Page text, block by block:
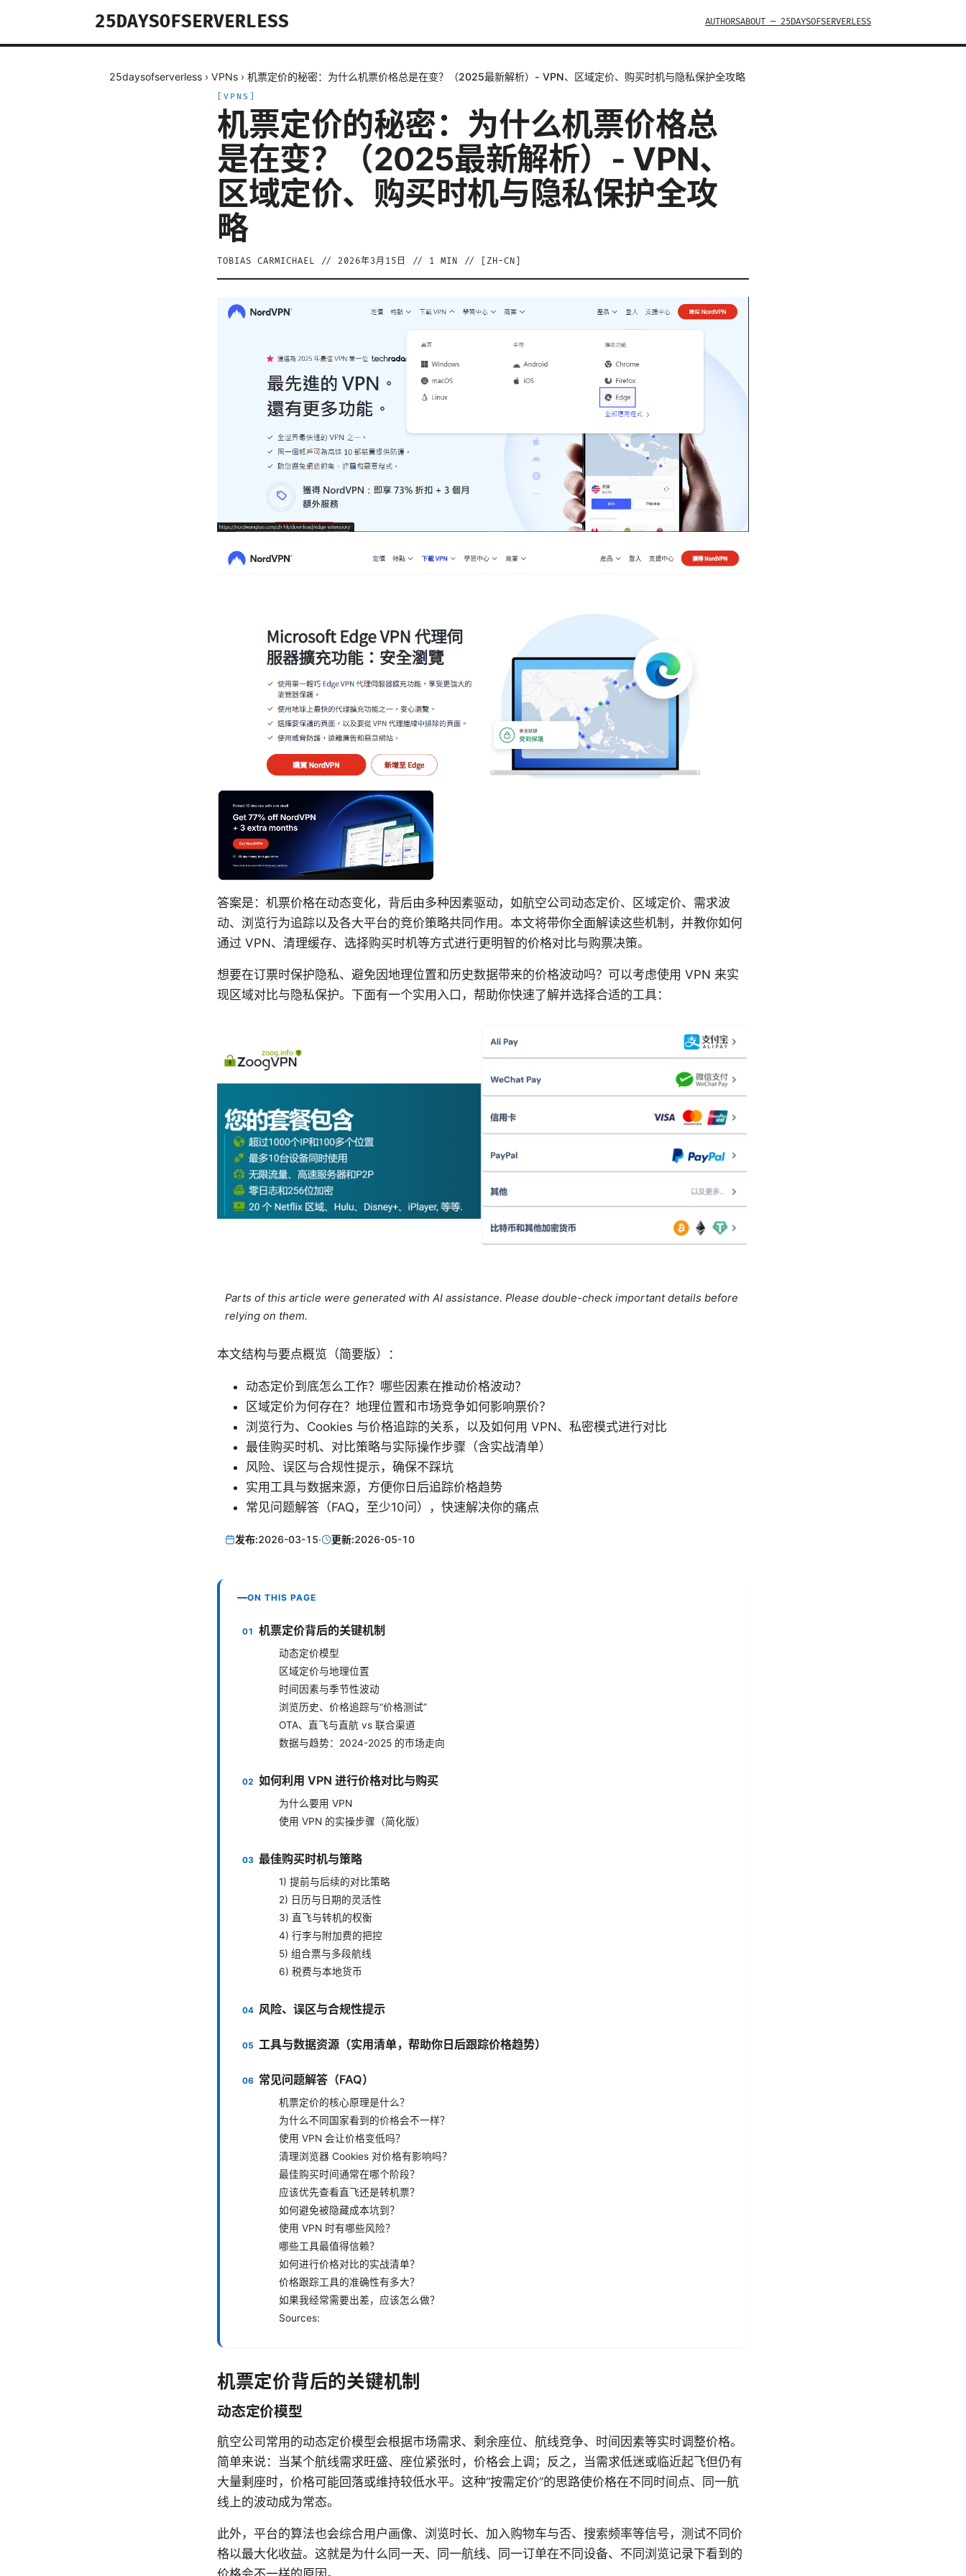
25DAYSOFSERVERLESS AUTHORSABOUT — 25DAYSOFSERVERLESS
25daysofserverless › VPNs › 机票定价的秘密：为什么机票价格总是在变？（2025最新解析）- VPN、区域定价、购买时机与隐私保护全攻略
VPNS
机票定价的秘密：为什么机票价格总
是在变？（2025最新解析）- VPN、
区域定价、购买时机与隐私保护全攻
略
TOBIAS CARMICHAEL // 2026年3月15日 // 1 MIN // [ ZH-CN
答案是：机票价格在动态变化，背后由多种因素驱动，如航空公司动态定价、区域定价、需求波
动、浏览行为追踪以及各大平台的竞价策略共同作用。本文将带你全面解读这些机制，并教你如何
通过 VPN、清理缓存、选择购买时机等方式进行更明智的价格对比与购票决策。
想要在订票时保护隐私、避免因地理位置和历史数据带来的价格波动吗？可以考虑使用 VPN 来实
现区域对比与隐私保护。下面有一个实用入口，帮助你快速了解并选择合适的工具：
Parts of this article were generated with AI assistance. Please double-check important details before
relying on them.
本文结构与要点概览（简要版）：
动态定价到底怎么工作？哪些因素在推动价格波动？
区域定价为何存在？地理位置和市场竞争如何影响票价？
浏览行为、Cookies 与价格追踪的关系，以及如何用 VPN、私密模式进行对比
最佳购买时机、对比策略与实际操作步骤（含实战清单）
风险、误区与合规性提示，确保不踩坑
实用工具与数据来源，方便你日后追踪价格趋势
常见问题解答（FAQ，至少10问），快速解决你的痛点
发布:2026-03-15· 更新:2026-05-10
ON THIS PAGE
机票定价背后的关键机制
动态定价模型
区域定价与地理位置
时间因素与季节性波动
浏览历史、价格追踪与“价格测试”
OTA、直飞与直航 vs 联合渠道
数据与趋势：2024-2025 的市场走向
如何利用 VPN 进行价格对比与购买
为什么要用 VPN
使用 VPN 的实操步骤（简化版）
最佳购买时机与策略
1) 提前与后续的对比策略
2) 日历与日期的灵活性
3) 直飞与转机的权衡
4) 行李与附加费的把控
5) 组合票与多段航线
6) 税费与本地货币
风险、误区与合规性提示
工具与数据资源（实用清单，帮助你日后跟踪价格趋势）
常见问题解答（FAQ）
机票定价的核心原理是什么？
为什么不同国家看到的价格会不一样？
使用 VPN 会让价格变低吗？
清理浏览器 Cookies 对价格有影响吗？
最佳购买时间通常在哪个阶段？
应该优先查看直飞还是转机票？
如何避免被隐藏成本坑到？
使用 VPN 时有哪些风险？
哪些工具最值得信赖？
如何进行价格对比的实战清单？
价格跟踪工具的准确性有多大？
如果我经常需要出差，应该怎么做？
Sources:
机票定价背后的关键机制
动态定价模型
航空公司常用的动态定价模型会根据市场需求、剩余座位、航线竞争、时间因素等实时调整价格。
简单来说：当某个航线需求旺盛、座位紧张时，价格会上调；反之，当需求低迷或临近起飞但仍有
大量剩座时，价格可能回落或维持较低水平。这种“按需定价”的思路使价格在不同时间点、同一航
线上的波动成为常态。
此外，平台的算法也会综合用户画像、浏览时长、加入购物车与否、搜索频率等信号，测试不同价
格以最大化收益。这就是为什么同一天、同一航线、同一订单在不同设备、不同浏览记录下看到的